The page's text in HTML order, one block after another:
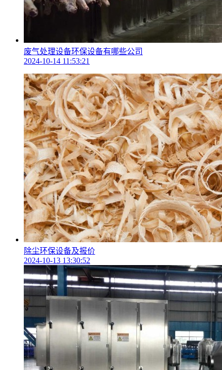
废气处理设备环保设备有哪些公司
2024-10-14 11:53:21
除尘环保设备及报价
2024-10-13 13:30:52